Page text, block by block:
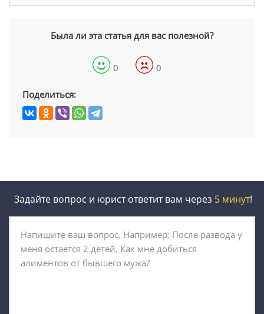
Была ли эта статья для вас полезной?
0 0
Поделиться:
Задайте вопрос и юрист ответит вам через 5 минут!